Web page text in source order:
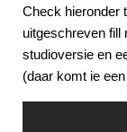
Check hieronder
uitgeschreven fill
studioversie en
(daar komt ie